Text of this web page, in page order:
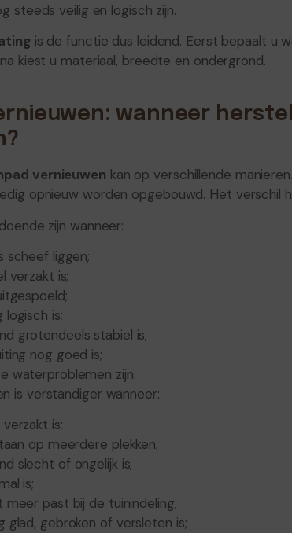
steeds veilig en logisch zijn.
is de functie dus leidend. Eerst bepaalt u
kiest u materiaal, breedte en ondergrond.
wanneer
vernieuwen kan op verschillende
opnieuw worden opgebouwd. Het verschil
zijn wanneer:
scheef liggen;
verzakt is;
is;
grotendeels stabiel is;
nog goed is;
waterproblemen zijn.
is verstandiger wanneer:
is;
op meerdere plekken;
slecht of ongelijk is;
is;
past bij de tuinindeling;
glad, gebroken of versleten is;